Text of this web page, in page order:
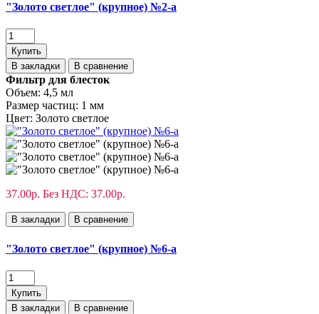
"Золото светлое" (крупное) №2-а
Купить
В закладки
В сравнение
Фильтр для блесток
Объем: 4,5 мл
Размер частиц: 1 мм
Цвет: Золото светлое
37.00р. Без НДС: 37.00р.
В закладки В сравнение
"Золото светлое" (крупное) №6-а
Купить
В закладки
В сравнение